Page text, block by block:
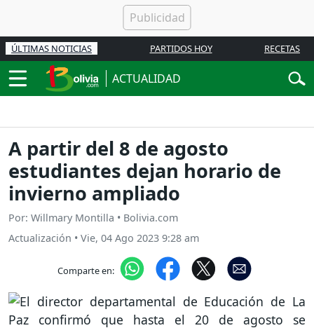
ÚLTIMAS NOTICIAS PARTIDOS HOY RECETAS
ACTUALIDAD
A partir del 8 de agosto
estudiantes dejan horario de
invierno ampliado
Por: Willmary Montilla • Bolivia.com
Actualización • Vie, 04 Ago 2023 9:28 am
Comparte en: